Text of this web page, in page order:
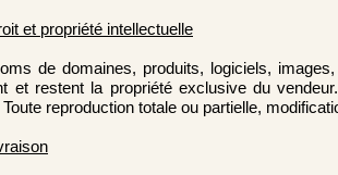
et propriété intellectuelle
de domaines, produits, logiciels,
et restent la propriété exclusive du
reproduction totale ou partielle,